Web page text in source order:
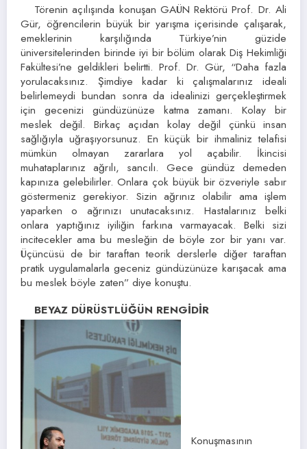
Törenin açılışında konuşan GAÜN Rektörü Prof. Dr. Ali
Gür, öğrencilerin büyük bir yarışma içerisinde çalışarak,
emeklerinin karşılığında Türkiye’nin güzide
üniversitelerinden birinde iyi bir bölüm olarak Diş Hekimliği
Fakültesi’ne geldikleri belirtti. Prof. Dr. Gür, “Daha fazla
yorulacaksınız. Şimdiye kadar ki çalışmalarınız ideali
belirlemeydi bundan sonra da idealinizi gerçekleştirmek
için gecenizi gündüzünüze katma zamanı. Kolay bir
meslek değil. Birkaç açıdan kolay değil çünkü insan
sağlığıyla uğraşıyorsunuz. En küçük bir ihmaliniz telafisi
mümkün olmayan zararlara yol açabilir. İkincisi
muhataplarınız ağrılı, sancılı. Gece gündüz demeden
kapınıza gelebilirler. Onlara çok büyük bir özveriyle sabır
göstermeniz gerekiyor. Sizin ağrınız olabilir ama işlem
yaparken o ağrınızı unutacaksınız. Hastalarınız belki
onlara yaptığınız iyiliğin farkına varmayacak. Belki sizi
incitecekler ama bu mesleğin de böyle zor bir yanı var.
Üçüncüsü de bir taraftan teorik derslerle diğer taraftan
pratik uygulamalarla geceniz gündüzünüze karışacak ama
bu meslek böyle zaten” diye konuştu.
BEYAZ DÜRÜSTLÜĞÜN RENGİDİR
Konuşmasının